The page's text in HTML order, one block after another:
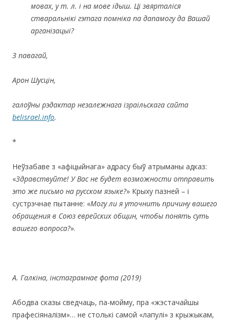
мовах, у т. л. і на мове ідыш. Ці звярталіся
стваральнікі гэтага помніка па дапамогу да Вашай
арганізацыі?
З павагай,
Арон Шусцін,
галоўны рэдактар незалежнага ізраільскага сайта
belisrael.info.
*
Неўзабаве з «афіцыйнага» адрасу быў атрыманы адказ:
«Здравствуйте! У Вас не будет возможности отправить
это же письмо на русском языке?» Крыху пазней – і
сустрэчнае пытанне: «Могу ли я уточнить причину вашего
обращения в Союз еврейских общин, чтобы понять суть
вашего вопроса?».
А. Галкіна, інстаграмнае фота (2019)
Абодва сказы сведчаць, па-мойму, пра «жэстачайшы
прафесіяналізм»… не столькі самой «лапулі» з крыжыкам,